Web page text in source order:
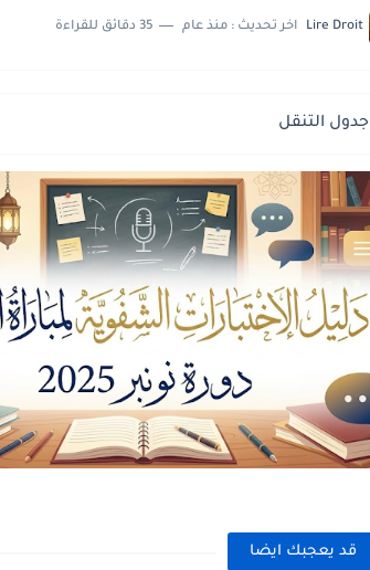
مباراة توظيف 200 متصرفاً من الدرجة الثانية بوزارة الداخلية... Lire Droit اخر تحديث : منذ عام 35 دقائق للقراءة
جدول التنقل
قد يعجبك ايضا